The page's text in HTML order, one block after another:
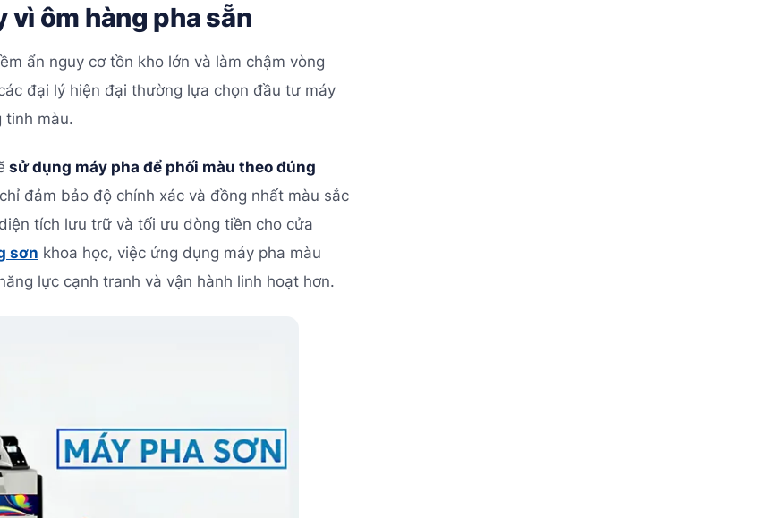
vì ôm hàng pha sẵn
ẩn nguy cơ tồn kho lớn và làm chậm vòng
đại lý hiện đại thường lựa chọn đầu tư máy
tinh màu.
sử dụng máy pha để phối màu theo đúng
đảm bảo độ chính xác và đồng nhất màu sắc
tích lưu trữ và tối ưu dòng tiền cho cửa
sơn khoa học, việc ứng dụng máy pha màu
lực cạnh tranh và vận hành linh hoạt hơn.